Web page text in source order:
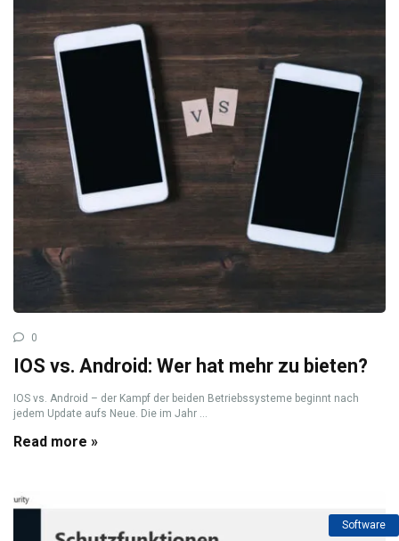
0
IOS vs. Android: Wer hat mehr zu bieten?
IOS vs. Android – der Kampf der beiden Betriebssysteme beginnt nach
jedem Update aufs Neue. Die im Jahr ...
Read more »
Software